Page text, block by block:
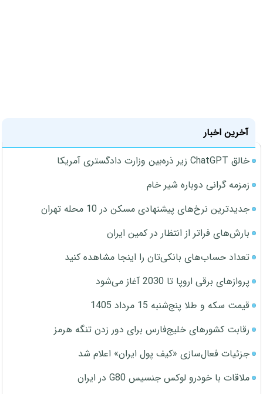
آخرین اخبار
خالق ChatGPT زیر ذره‌بین وزارت دادگستری آمریکا
زمزمه گرانی دوباره شیر خام
جدیدترین نرخ‌های پیشنهادی مسکن در 10 محله تهران
بارش‌های فراتر از انتظار در کمین ایران
تعداد حساب‌های بانکی‌تان را اینجا مشاهده کنید
پروازهای برقی اروپا تا 2030 آغاز می‌شود
قیمت سکه و طلا پنج‌شنبه 15 مرداد 1405
رقابت کشورهای خلیج‌فارس برای دور زدن تنگه هرمز
جزئیات فعال‌سازی «کیف پول ایران» اعلام شد
ملاقات با خودرو لوکس جنسیس G80 در ایران